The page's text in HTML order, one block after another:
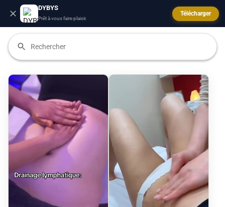
DYBYS
Prêt à vous faire plaisir.
Télécharger